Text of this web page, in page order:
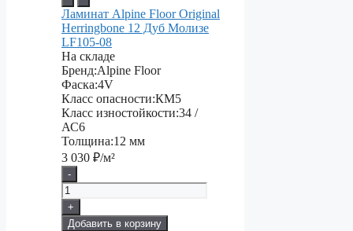
Ламинат Alpine Floor Original
Herringbone 12 Дуб Молизе
LF105-08
На складе
Бренд:Alpine Floor
Фаска:4V
Класс опасности:КМ5
Класс изностойкости:34 /
АС6
Толщина:12 мм
3 030 ₽/м²
-
+
Добавить в корзину